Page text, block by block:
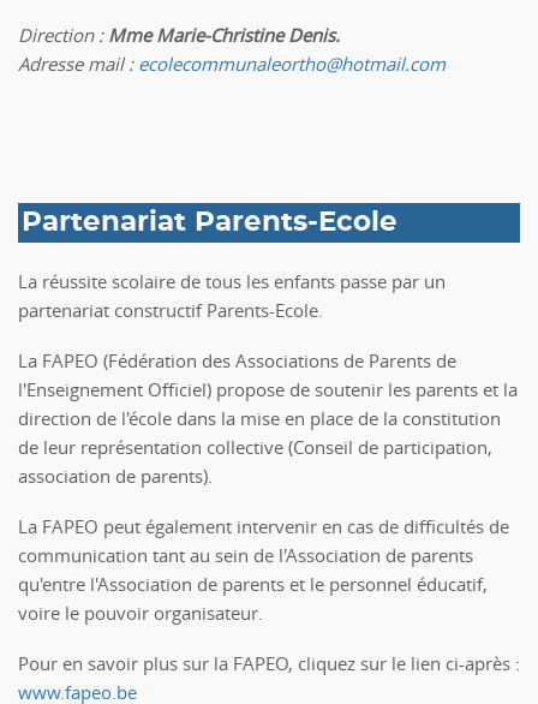
Direction : Mme Marie-Christine Denis.
Adresse mail : ecolecommunaleortho@hotmail.com
Partenariat Parents-Ecole
La réussite scolaire de tous les enfants passe par un
partenariat constructif Parents-Ecole.
La FAPEO (Fédération des Associations de Parents de
l'Enseignement Officiel) propose de soutenir les parents et la
direction de l'école dans la mise en place de la constitution
de leur représentation collective (Conseil de participation,
association de parents).
La FAPEO peut également intervenir en cas de difficultés de
communication tant au sein de l'Association de parents
qu'entre l'Association de parents et le personnel éducatif,
voire le pouvoir organisateur.
Pour en savoir plus sur la FAPEO, cliquez sur le lien ci-après :
www.fapeo.be